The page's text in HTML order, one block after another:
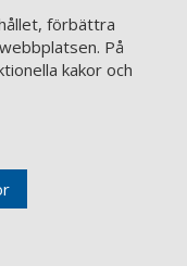
förbättra
På
kakor och